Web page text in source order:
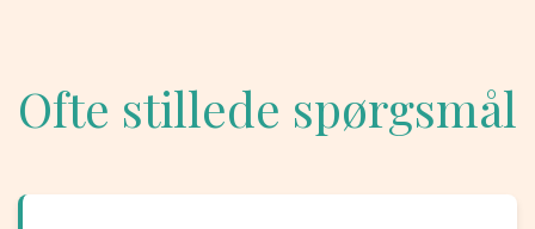
Ofte stillede spørgsmål